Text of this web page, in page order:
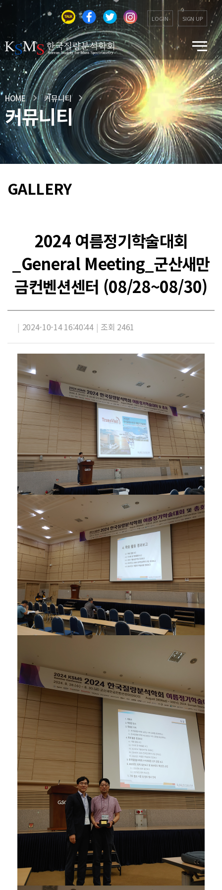
LOGIN SIGN UP
HOME 커뮤니티
커뮤니티
GALLERY
2024 여름정기학술대회
_General Meeting_군산새만
금컨벤션센터 (08/28~08/30)
| 2024-10-14 16:40:44 | 조회 2461